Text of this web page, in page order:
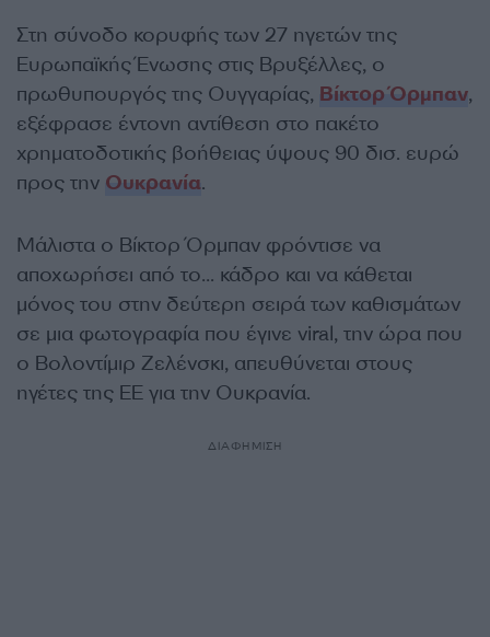
Στη σύνοδο κορυφής των 27 ηγετών της
Ευρωπαϊκής Ένωσης στις Βρυξέλλες, ο
πρωθυπουργός της Ουγγαρίας, Βίκτορ Όρμπαν,
εξέφρασε έντονη αντίθεση στο πακέτο
χρηματοδοτικής βοήθειας ύψους 90 δισ. ευρώ
προς την Ουκρανία.
Μάλιστα ο Βίκτορ Όρμπαν φρόντισε να
αποχωρήσει από το… κάδρο και να κάθεται
μόνος του στην δεύτερη σειρά των καθισμάτων
σε μια φωτογραφία που έγινε viral, την ώρα που
ο Βολοντίμιρ Ζελένσκι, απευθύνεται στους
ηγέτες της ΕΕ για την Ουκρανία.
ΔΙΑΦΗΜΙΣΗ